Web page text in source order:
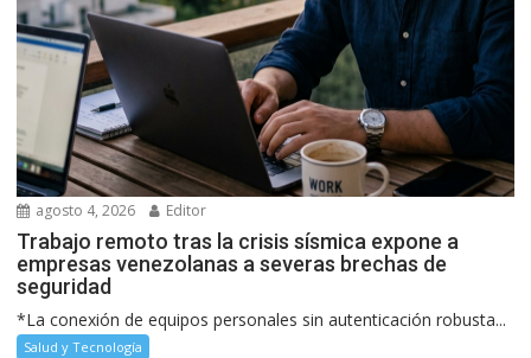
agosto 4, 2026 Editor
Trabajo remoto tras la crisis sísmica expone a
empresas venezolanas a severas brechas de
seguridad
*La conexión de equipos personales sin autenticación robusta...
Salud y Tecnología